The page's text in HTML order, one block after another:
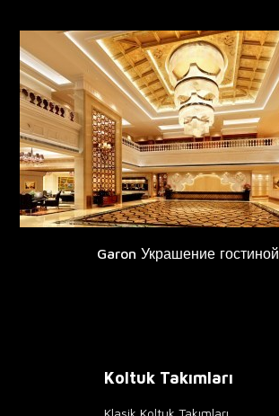
Garon Украшение гостиной
Koltuk Takımları
Klasik Koltuk Takımları